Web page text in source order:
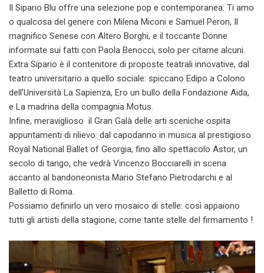
Il Sipario Blu offre una selezione pop e contemporanea: Ti amo
o qualcosa del genere con Milena Miconi e Samuel Peron, Il
magnifico Senese con Altero Borghi, e il toccante Donne
informate sui fatti con Paola Benocci, solo per citarne alcuni.
Extra Sipario è il contenitore di proposte teatrali innovative, dal
teatro universitario a quello sociale: spiccano Edipo a Colono
dell’Università La Sapienza, Ero un bullo della Fondazione Aida,
e La madrina della compagnia Motus.
Infine, meraviglioso il Gran Galà delle arti sceniche ospita
appuntamenti di rilievo: dal capodanno in musica al prestigioso
Royal National Ballet of Georgia, fino allo spettacolo Astor, un
secolo di tango, che vedrà Vincenzo Bocciarelli in scena
accanto al bandoneonista Mario Stefano Pietrodarchi e al
Balletto di Roma.
Possiamo definirlo un vero mosaico di stelle: così appaiono
tutti gli artisti della stagione, come tante stelle del firmamento !